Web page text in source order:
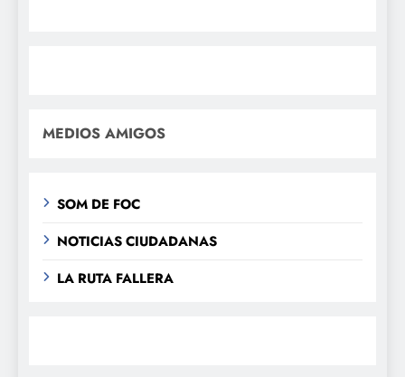
MEDIOS AMIGOS
SOM DE FOC
NOTICIAS CIUDADANAS
LA RUTA FALLERA